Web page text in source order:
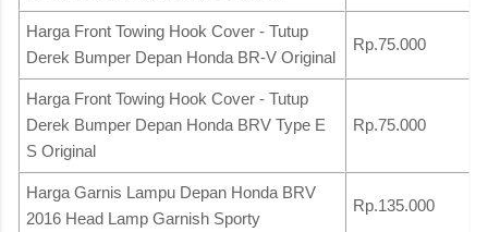
Harga Front Towing Hook Cover - Tutup
Derek Bumper Depan Honda BR-V Original
Rp.75.000
Harga Front Towing Hook Cover - Tutup
Derek Bumper Depan Honda BRV Type E
S Original
Rp.75.000
Harga Garnis Lampu Depan Honda BRV
2016 Head Lamp Garnish Sporty
Rp.135.000